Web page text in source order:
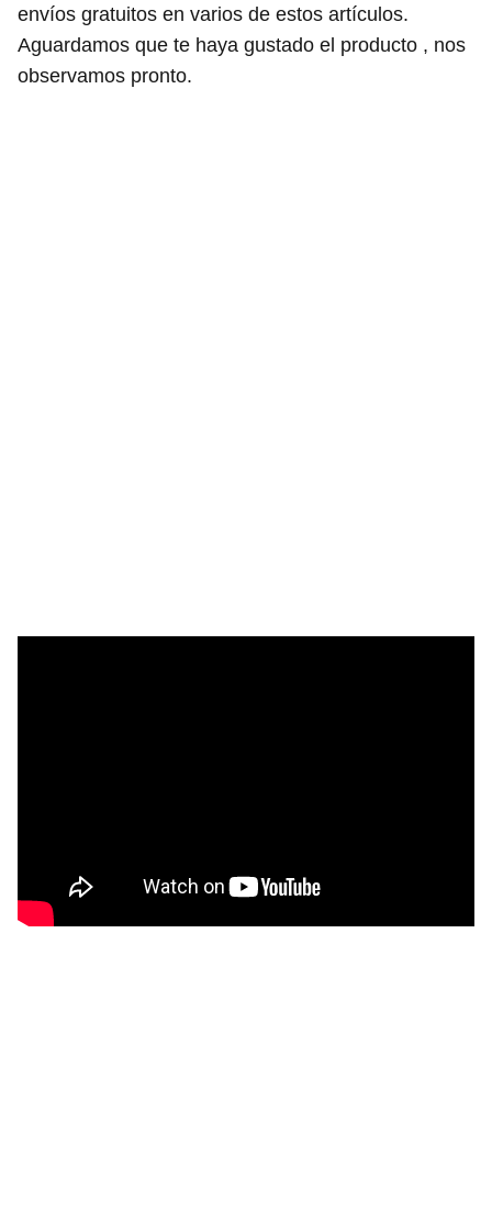
envíos gratuitos en varios de estos artículos.
Aguardamos que te haya gustado el producto , nos
observamos pronto.